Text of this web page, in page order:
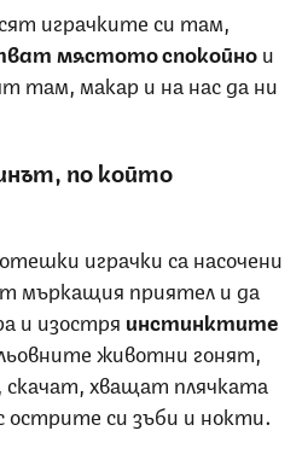
играчките си там,
мястото спокойнои
там, макар и на нас да ни
по който
играчки са насочени
мъркащия приятел и да
и изостря инстинктите
животни гонят,
скачат, хващат плячката
острите си зъби и нокти.